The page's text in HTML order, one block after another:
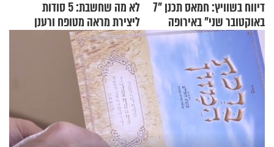
דיווח בשוויץ: חמאס תכנן "7
באוקטובר שני" באירופה
לא מה שחשבת: 5 סודות
ליצירת מראה מטופח ורענן